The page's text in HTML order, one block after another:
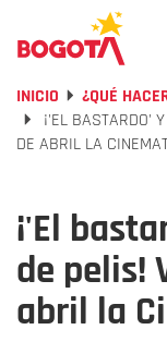
INICIO ¿QUÉ
¡'EL BASTARDO'
DE ABRIL LA
¡'El
de pelis!
abril la